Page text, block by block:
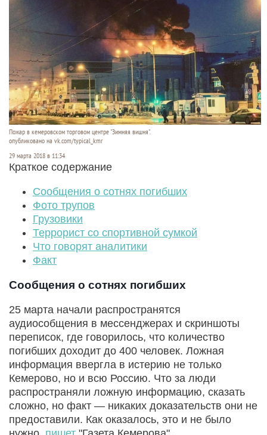
Пожар в кемеровском торговом центре "Зимняя вишня".
опубликовано на vk.com/typical_kmr
29 марта 2018 в 11:34
Краткое содержание
Сообщения о сотнях погибших
Фото трупов
Грузовики
Террорист со спортивной сумкой
Что говорят аналитики
Факт
Сообщения о сотнях погибших
25 марта начали распространятся
аудиособщения в мессенджерах и скриншоты
переписок, где говорилось, что количество
погибших доходит до 400 человек. Ложная
информация ввергла в истерию не только
Кемерово, но и всю Россию. Что за люди
распространяли ложную информацию, сказать
сложно, но факт — никаких доказательств они не
предоставили. Как оказалось, это и не было